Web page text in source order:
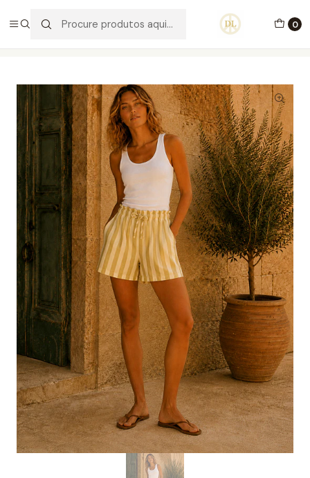
0
PORTES GRÁTIS ACIMA DE 70€ PORTUGAL CONTINENTAL